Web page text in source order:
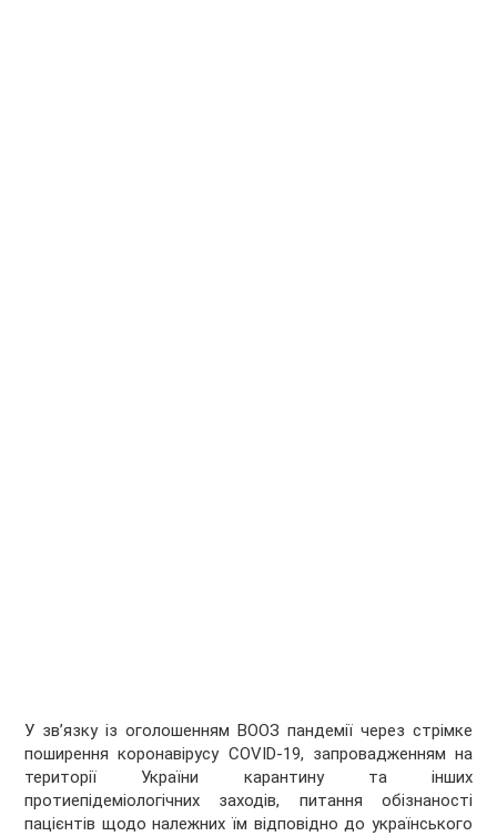
У зв’язку із оголошенням ВООЗ пандемії через стрімке
поширення коронавірусу COVID-19, запровадженням на
території України карантину та інших
протиепідеміологічних заходів, питання обізнаності
пацієнтів щодо належних їм відповідно до українського